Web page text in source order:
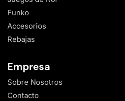
Funko
Accesorios
Rebajas
Empresa
Sobre Nosotros
Contacto